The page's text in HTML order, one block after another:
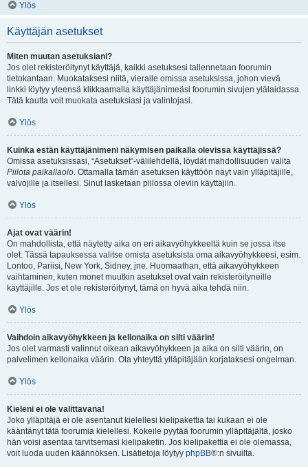
Ylös
Käyttäjän asetukset
Miten muutan asetuksiani?
Jos olet rekisteröitynyt käyttäjä, kaikki asetuksesi tallennetaan foorumin
tietokantaan. Muokataksesi niitä, vieraile omissa asetuksissa, johon vievä
linkki löytyy yleensä klikkaamalla käyttäjänimeäsi foorumin sivujen ylälaidassa.
Tätä kautta voit muokata asetuksiasi ja valintojasi.
Ylös
Kuinka estän käyttäjänimeni näkymisen paikalla olevissa käyttäjissä?
Omissa asetuksissasi, “Asetukset”-välilehdellä, löydät mahdollisuuden valita
Piilota paikallaolo. Ottamalla tämän asetuksen käyttöön näyt vain ylläpitäjille,
valvojille ja itsellesi. Sinut lasketaan piilossa oleviin käyttäjiin.
Ylös
Ajat ovat väärin!
On mahdollista, että näytetty aika on eri aikavyöhykkeeltä kuin se jossa itse
olet. Tässä tapauksessa valitse omista asetuksista oma aikavyöhykkeesi, esim.
Lontoo, Pariisi, New York, Sidney, jne. Huomaathan, että aikavyöhykkeen
vaihtaminen, kuten monet muutkin asetukset ovat vain rekisteröityneille
käyttäjille. Jos et ole rekisteröitynyt, tämä on hyvä aika tehdä niin.
Ylös
Vaihdoin aikavyöhykkeen ja kellonaika on silti väärin!
Jos olet varmasti valinnut oikean aikavyöhykkeen ja aika on silti väärin, on
palvelimen kellonaika väärin. Ota yhteyttä ylläpitäjään korjataksesi ongelman.
Ylös
Kieleni ei ole valittavana!
Joko ylläpitäjä ei ole asentanut kielellesi kielipakettia tai kukaan ei ole
kääntänyt tätä foorumia kielellesi. Kokeile pyytää foorumin ylläpitäjältä, josko
hän voisi asentaa tarvitsemasi kielipaketin. Jos kielipakettia ei ole olemassa,
voit luoda uuden käännöksen. Lisätietoja löytyy phpBB®:n sivuilta.